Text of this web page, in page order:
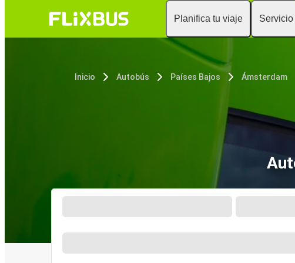
Planifica tu viaje Servicio
Inicio Autobús Países Bajos Ámsterdam